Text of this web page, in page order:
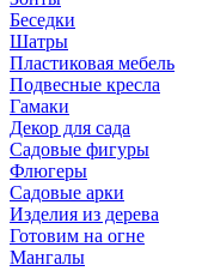
Беседки
Шатры
Пластиковая мебель
Подвесные кресла
Гамаки
Декор для сада
Садовые фигуры
Флюгеры
Садовые арки
Изделия из дерева
Готовим на огне
Мангалы